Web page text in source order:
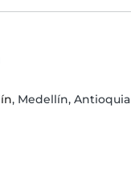
, Medellín, Antioquia